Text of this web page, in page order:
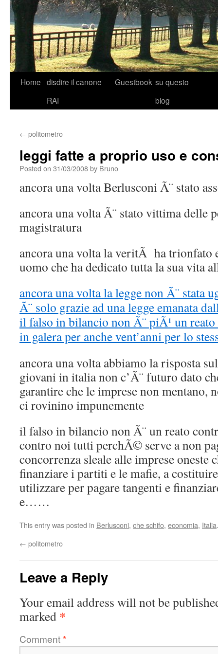
Skip
Home disdire il canone
RAI
Guestbook su questo
blog
← politometro
leggi fatte a proprio uso e
Posted on 31/03/2008by Bruno
ancora una volta Berlusconi Ã¨ stato
ancora una volta Ã¨ stato vittima delle
magistratura
ancora una volta la veritÃ ha trionfato
uomo che ha dedicato tutta la sua vita
ancora una volta la legge non Ã¨ stata
Ã¨ solo grazie ad una legge emanata
il falso in bilancio non Ã¨ piÃ¹ un
in galera per anche vent’anni per lo
ancora una volta abbiamo la risposta
giovani in italia non c’Ã¨ futuro dato
garantire che le imprese non mentano,
ci rovinino impunemente
il falso in bilancio non Ã¨ un reato
contro noi tutti perchÃ© serve a non
concorrenza sleale alle imprese oneste
finanziare i partiti e le mafie, a
utilizzare per pagare tangenti e
e……
This entry was posted in Berlusconi, che schifo, economia, Italia
← politometro
Leave a Reply
Your email address will not be
marked *
Comment*